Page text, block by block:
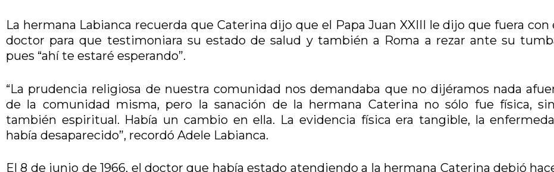
La hermana Labianca recuerda que Caterina dijo que el Papa Juan XXIII le dijo que fuera con
doctor para que testimoniara su estado de salud y también a Roma a rezar ante su
pues “ahí te estaré esperando”.
“La prudencia religiosa de nuestra comunidad nos demandaba que no dijéramos nada
de la comunidad misma, pero la sanación de la hermana Caterina no sólo fue física,
también espiritual. Había un cambio en ella. La evidencia física era tangible, la
había desaparecido”, recordó Adele Labianca.
El 8 de junio de 1966, el doctor que había estado atendiendo a la hermana Caterina debió